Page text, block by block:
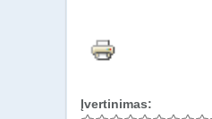
Įvertinimas: